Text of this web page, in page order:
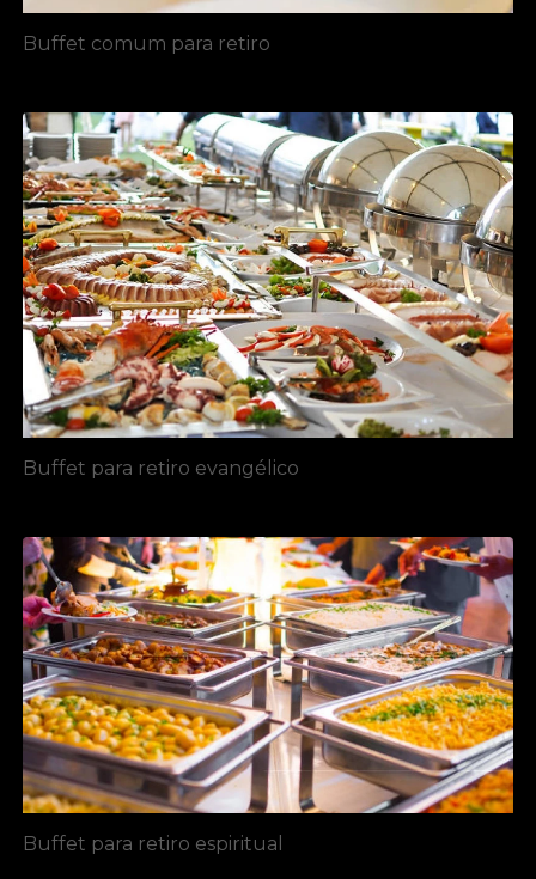
Buffet comum para retiro​
Buffet para retiro evangélico
Buffet para retiro espiritual